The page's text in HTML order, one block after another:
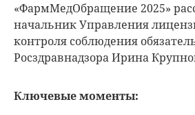
«ФармМедОбращение 2025»
начальник Управления
контроля соблюдения
Росздравнадзора Ирина
Ключевые моменты: